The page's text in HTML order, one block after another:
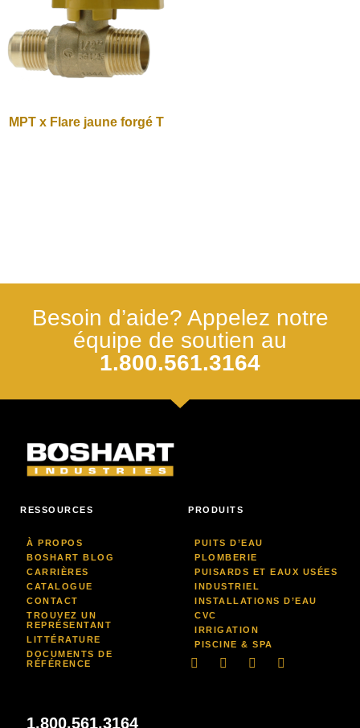
MPT x Flare jaune forgé T
Besoin d’aide? Appelez notre
équipe de soutien au
1.800.561.3164
RESSOURCES
À PROPOS
BOSHART BLOG
CARRIÈRES
CATALOGUE
CONTACT
TROUVEZ UN
REPRÉSENTANT
LITTÉRATURE
DOCUMENTS DE
RÉFÉRENCE
PRODUITS
PUITS D’EAU
PLOMBERIE
PUISARDS ET EAUX USÉES
INDUSTRIEL
INSTALLATIONS D’EAU
CVC
IRRIGATION
PISCINE & SPA
LinkedInFacebook-
YoutubeInstagram
1.800.561.3164